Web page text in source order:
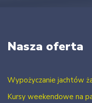
Nasza oferta
Wypożyczanie jachtów
Kursy weekendowe na